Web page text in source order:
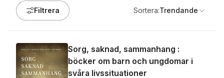
Filtrera Sortera:Trendande
Sorg, saknad, sammanhang :
böcker om barn och ungdomar i
svåra livssituationer